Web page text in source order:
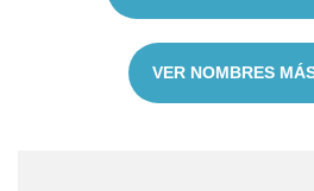
VER NOMBRES